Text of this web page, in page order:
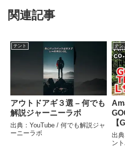
関連記事
テント
アウトドアギ３選 – 何でも
解説ジャーニーラボ
出典：YouTube / 何でも解説ジャ
ーニーラボ
テン
【
【
出
ント